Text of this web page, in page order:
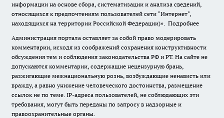
информации на основе сбора, систематизации и анализа сведений,
относящихся к предпочтениям пользователей сети "Интернет",
находящихся на территории Российской Федерации)». Подробнее
Администрация портала оставляет за собой право модерировать
комментарии, исходя из соображений сохранения конструктивности
обсуждения тем и соблюдения законодательства РФ и РТ. На сайте не
допускаются комментарии, содержащие нецензурную брань,
разжигающие межнациональную рознь, возбуждающие ненависть или
вражду, а равно унижение человеческого достоинства, размещение
ссылок не по теме. IP-адреса пользователей, не соблюдающих эти
требования, могут быть переданы по запросу в надзорные и
правоохранительные органы.